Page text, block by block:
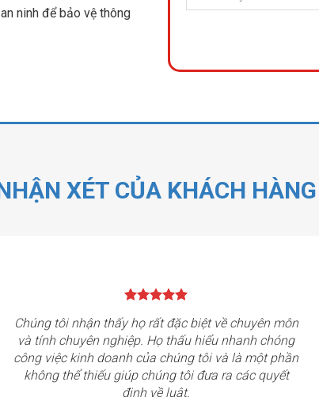
ninh để bảo vệ thông
XÉT CỦA KHÁCH HÀNG
Chúng tôi nhận thấy họ rất đặc biệt về chuyên môn
và tính chuyên nghiệp. Họ thấu hiểu nhanh chóng
công việc kinh doanh của chúng tôi và là một phần
không thể thiếu giúp chúng tôi đưa ra các quyết
định về luật.